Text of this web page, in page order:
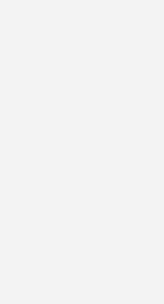
die hohen
allmählich durch große
die IPCEI-Initiative in Europa,
in der
den USA.
weiterhin dieselbe: Es bedarf
durch die Regierungen, damit
voll unterstützen
richten ihre Konzepte und
auf die Elektrolyse aus, um
voranzutreiben.
Zusammenfassung der Aktivitäten
nach
ist unter